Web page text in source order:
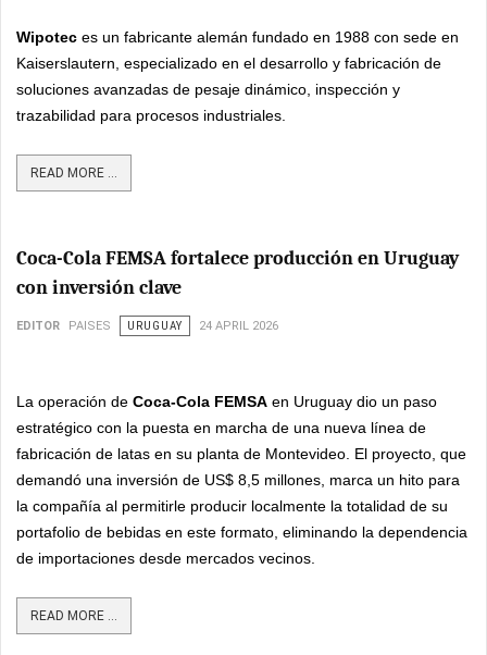
Wipotec es un fabricante alemán fundado en 1988 con sede en
Kaiserslautern, especializado en el desarrollo y fabricación de
soluciones avanzadas de pesaje dinámico, inspección y
trazabilidad para procesos industriales.
READ MORE ...
Coca-Cola FEMSA fortalece producción en Uruguay
con inversión clave
EDITOR PAISES URUGUAY 24 APRIL 2026
La operación de Coca-Cola FEMSA en Uruguay dio un paso
estratégico con la puesta en marcha de una nueva línea de
fabricación de latas en su planta de Montevideo. El proyecto, que
demandó una inversión de US$ 8,5 millones, marca un hito para
la compañía al permitirle producir localmente la totalidad de su
portafolio de bebidas en este formato, eliminando la dependencia
de importaciones desde mercados vecinos.
READ MORE ...